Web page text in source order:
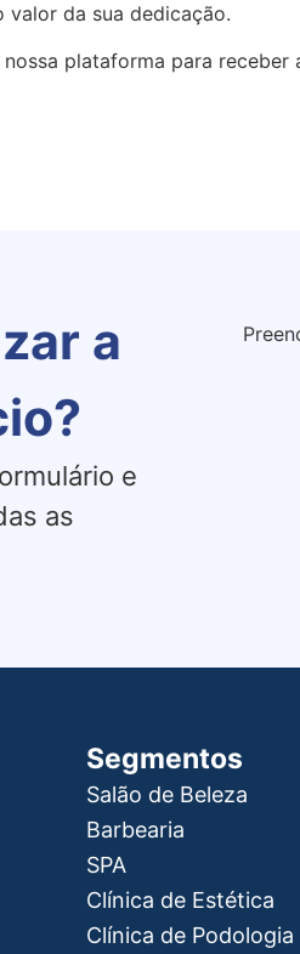
valor da sua dedicação.
plataforma para receber
a
e
as
Segmentos
Salão de Beleza
Barbearia
SPA
Clínica de Estética
Clínica de Podologia